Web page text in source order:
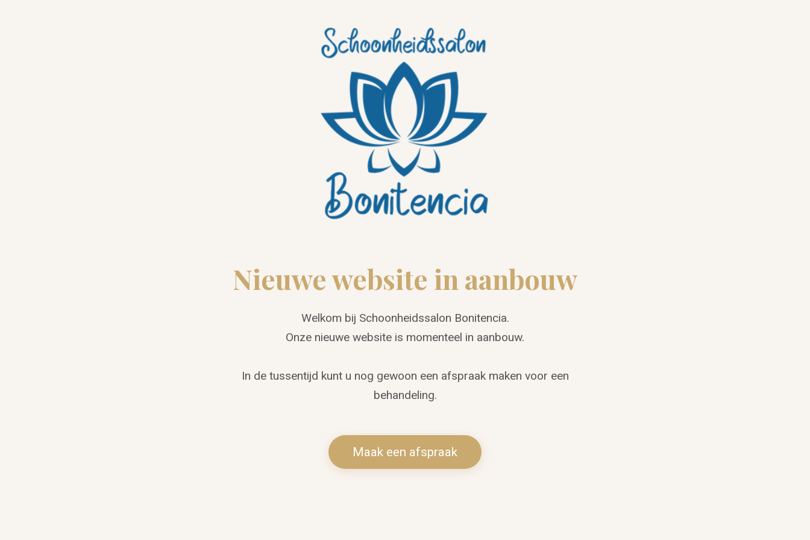
Nieuwe website in aanbouw
Welkom bij Schoonheidssalon Bonitencia.
Onze nieuwe website is momenteel in aanbouw.
In de tussentijd kunt u nog gewoon een afspraak maken voor een
behandeling.
Maak een afspraak